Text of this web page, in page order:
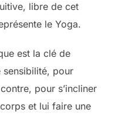
libre de cet
le Yoga.
est la clé de
pour
pour s’incliner
et lui faire une